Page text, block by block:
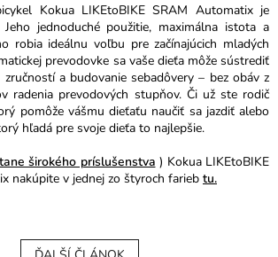
Kokua LIKEtoBIKE SRAM Automatix je
jednoduché použitie, maximálna istota a
robia ideálnu voľbu pre začínajúcich mladých
prevodovke sa vaše dieťa môže sústrediť
zručností a budovanie sebadôvery – bez obáv z
radenia prevodových stupňov. Či už ste rodič
pomôže vášmu dieťaťu naučiť sa jazdiť alebo
hľadá pre svoje dieťa to najlepšie.
širokého príslušenstva ) Kokua LIKEtoBIKE
nakúpite v jednej zo štyroch farieb tu.